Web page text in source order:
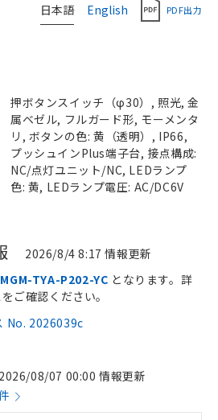
日本語 English PDF出力
押ボタンスイッチ（φ30）, 照光, 金
属ベゼル, フルガード形, モーメンタ
リ, ボタンの色: 黄（透明）, IP66,
プッシュインPlus端子台, 接点構成:
NC/点灯ユニット/NC, LEDランプ
色: 黄, LEDランプ電圧: AC/DC6V
2026/8/4 8:17 情報更新
No. 2026039c
TYA-P202-YC となります。詳
ご確認ください。
2026/08/07 00:00 情報更新